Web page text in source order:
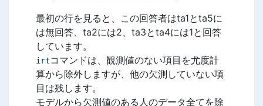
最初の行を見ると、この回答者はta1とta5に
は無回答、ta2には2、ta3とta4には1と回答
しています。
irtコマンドは、観測値のない項目を尤度計
算から除外しますが、他の欠測していない項
目は残します。
モデルから欠測値のある人のデータ全てを除